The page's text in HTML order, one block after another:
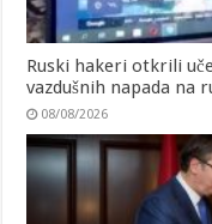
Ruski hakeri otkrili
vazdušnih napada na
08/08/2026